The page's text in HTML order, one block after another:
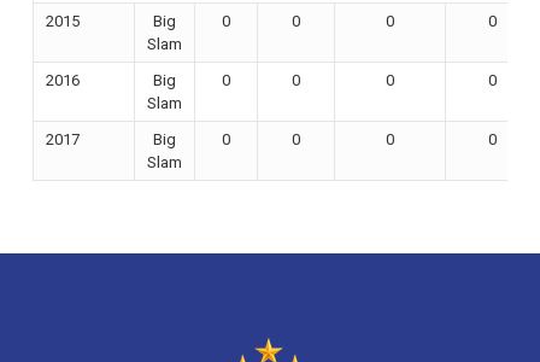
2015
Big
Slam
0 0 0 0
2016
Big
Slam
0 0 0 0
2017
Big
Slam
0 0 0 0